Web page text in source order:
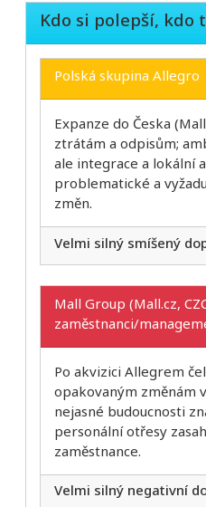
Kdo si polepší, kdo
Polská skupina Allegro
Expanze do Česka
ztrátám a odpisům;
ale integrace a lokální
problematické a
změn.
Velmi silný smíšený
Mall Group (Mall.cz,
zaměstnanci/
Po akvizici Allegrem
opakovaným změnám
nejasné budoucnosti
personální otřesy
zaměstnance.
Velmi silný negativní